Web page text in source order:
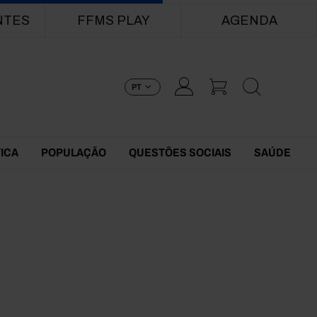
FFMS PLAY AGENDA
PT
POPULAÇÃO QUESTÕES SOCIAIS SAÚDE